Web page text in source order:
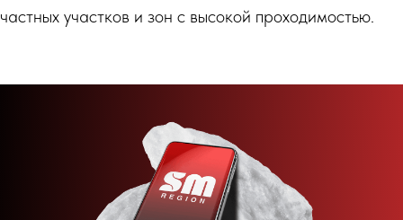
частных участков и зон с высокой проходимостью.